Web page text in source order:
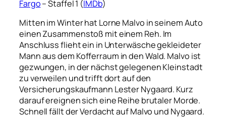
Fargo– Staffel 1 (IMDb)
Mitten im Winter hat Lorne Malvo in seinem Auto
einen Zusammenstoß mit einem Reh. Im
Anschluss flieht ein in Unterwäsche gekleideter
Mann aus dem Kofferraum in den Wald. Malvo ist
gezwungen, in der nächst gelegenen Kleinstadt
zu verweilen und trifft dort auf den
Versicherungskaufmann Lester Nygaard. Kurz
darauf ereignen sich eine Reihe brutaler Morde.
Schnell fällt der Verdacht auf Malvo und Nygaard.